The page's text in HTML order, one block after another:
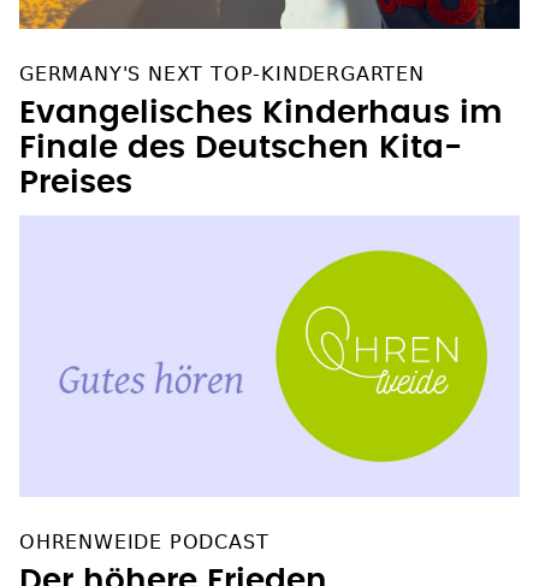
GERMANY'S NEXT TOP-KINDERGARTEN
Evangelisches Kinderhaus im
Finale des Deutschen Kita-
OHRENWEIDE PODCAST